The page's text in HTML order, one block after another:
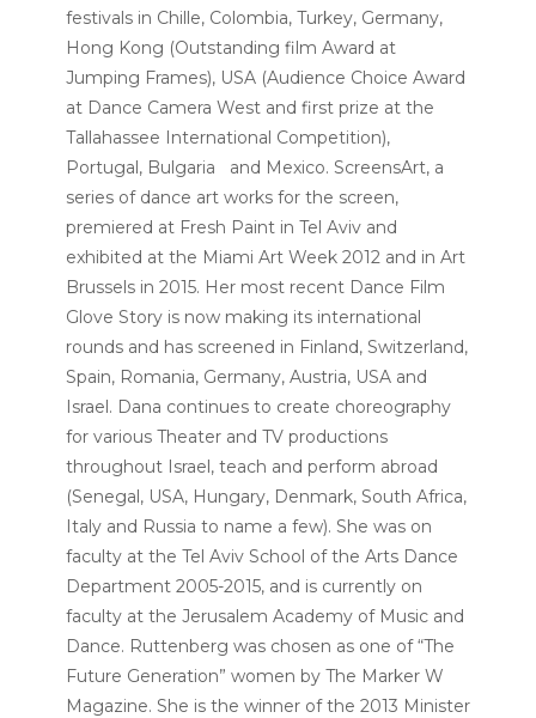
festivals in Chille, Colombia, Turkey, Germany,
Hong Kong (Outstanding film Award at
Jumping Frames), USA (Audience Choice Award
at Dance Camera West and first prize at the
Tallahassee International Competition),
Portugal, Bulgaria and Mexico. ScreensArt, a
series of dance art works for the screen,
premiered at Fresh Paint in Tel Aviv and
exhibited at the Miami Art Week 2012 and in Art
Brussels in 2015. Her most recent Dance Film
Glove Story is now making its international
rounds and has screened in Finland, Switzerland,
Spain, Romania, Germany, Austria, USA and
Israel. Dana continues to create choreography
for various Theater and TV productions
throughout Israel, teach and perform abroad
(Senegal, USA, Hungary, Denmark, South Africa,
Italy and Russia to name a few). She was on
faculty at the Tel Aviv School of the Arts Dance
Department 2005-2015, and is currently on
faculty at the Jerusalem Academy of Music and
Dance. Ruttenberg was chosen as one of “The
Future Generation” women by The Marker W
Magazine. She is the winner of the 2013 Minister